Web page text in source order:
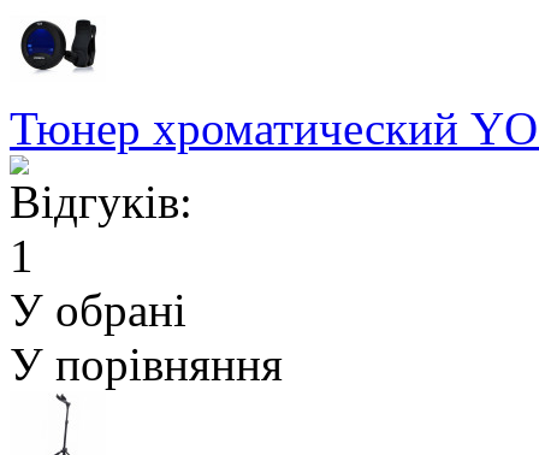
Тюнер хроматический
У обрані
У порівняння